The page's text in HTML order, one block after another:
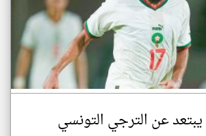
عن الترجي التونسي